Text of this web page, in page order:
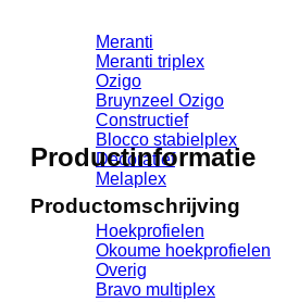
Meranti
Meranti triplex
Ozigo
Bruynzeel Ozigo
Constructief
Blocco stabielplex
Decoratief
Melaplex
Hoekprofielen
Okoume hoekprofielen
Overig
Bravo multiplex
Productinformatie
Productomschrijving